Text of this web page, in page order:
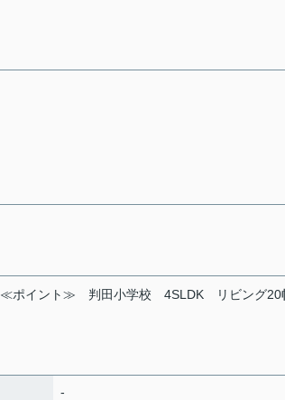
≪ポイント≫ 判田小学校 4SLDK
リビング20
-